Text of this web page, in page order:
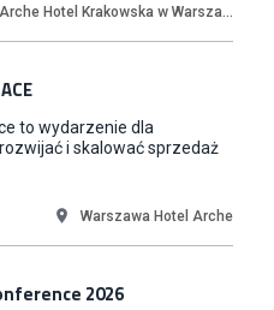
Kraków
Arche Hotel Krakowska w Warsza...
to wydarzenie dla
i skalować sprzedaż
Warszawa Hotel Arche
2026